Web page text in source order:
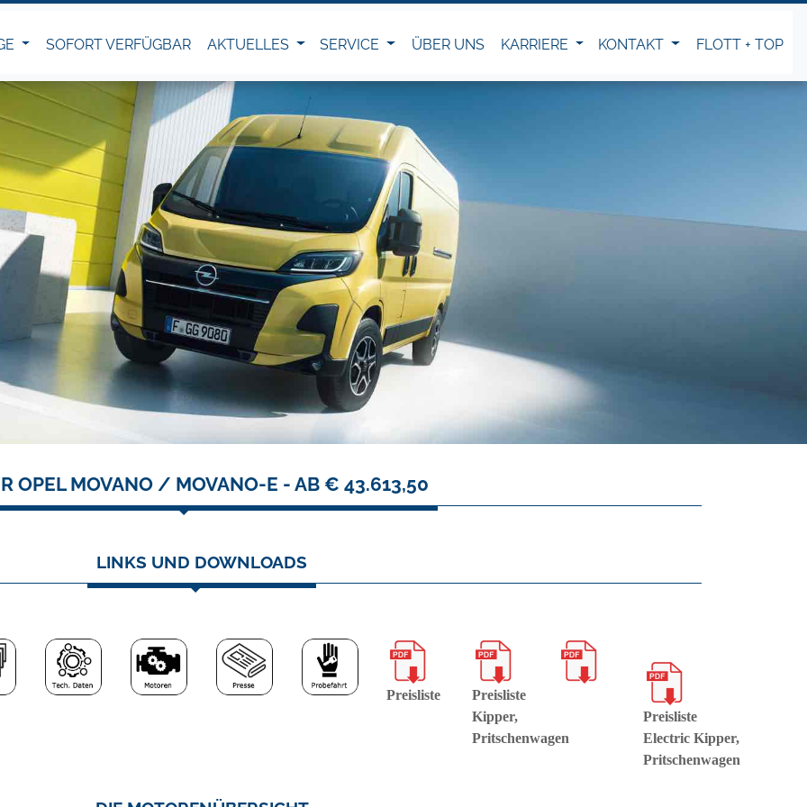
SOFORT VERFÜGBAR AKTUELLES SERVICE ÜBER UNS KARRIERE KONTAKT FLOTT + TOP
OPEL MOVANO / MOVANO-E - AB € 43.613,50
LINKS UND DOWNLOADS
Preisliste
Preisliste
Kipper,
Pritschenwagen
Preisliste
Electric Kipper,
Pritschenwagen